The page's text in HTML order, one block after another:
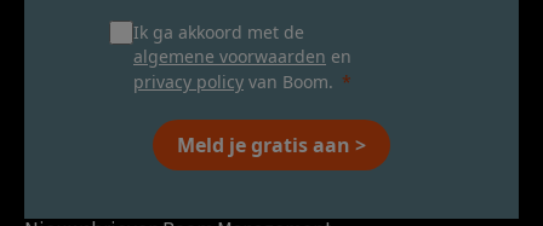
Ik ga akkoord met de
algemene voorwaarden en
privacy policy van Boom.
Meld je gratis aan >